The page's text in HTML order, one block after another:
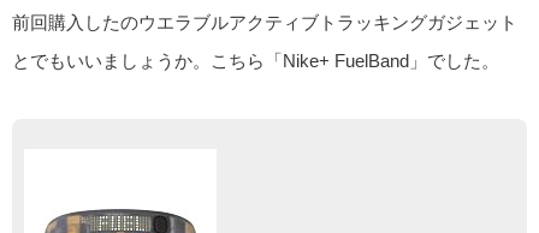
前回購入したのウエラブルアクティブトラッキングガジェット
とでもいいましょうか。こちら「Nike+ FuelBand」でした。